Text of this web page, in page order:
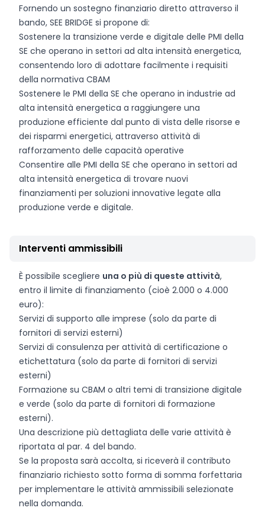
Fornendo un sostegno finanziario diretto attraverso il
bando, SEE BRIDGE si propone di:
Sostenere la transizione verde e digitale delle PMI della
SE che operano in settori ad alta intensità energetica,
consentendo loro di adottare facilmente i requisiti
della normativa CBAM
Sostenere le PMI della SE che operano in industrie ad
alta intensità energetica a raggiungere una
produzione efficiente dal punto di vista delle risorse e
dei risparmi energetici, attraverso attività di
rafforzamento delle capacità operative
Consentire alle PMI della SE che operano in settori ad
alta intensità energetica di trovare nuovi
finanziamenti per soluzioni innovative legate alla
produzione verde e digitale.
Interventi ammissibili
È possibile scegliere una o più di queste attività,
entro il limite di finanziamento (cioè 2.000 o 4.000
euro):
Servizi di supporto alle imprese (solo da parte di
fornitori di servizi esterni)
Servizi di consulenza per attività di certificazione o
etichettatura (solo da parte di fornitori di servizi
esterni)
Formazione su CBAM o altri temi di transizione digitale
e verde (solo da parte di fornitori di formazione
esterni).
Una descrizione più dettagliata delle varie attività è
riportata al par. 4 del bando.
Se la proposta sarà accolta, si riceverà il contributo
finanziario richiesto sotto forma di somma forfettaria
per implementare le attività ammissibili selezionate
nella domanda.